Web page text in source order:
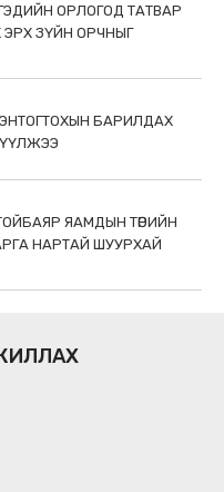
ОРЛОГОД ТАТВАР
ЗҮЙН ОРЧНЫГ
БАРИЛДАХ
ЯАМДЫН ТӨРИЙН
НАРТАЙ ШУУРХАЙ